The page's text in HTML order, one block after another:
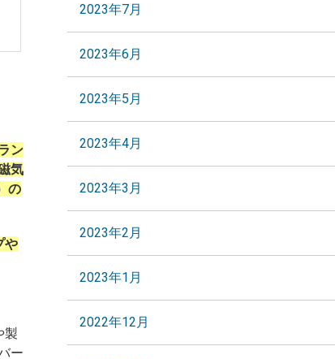
ン
気
の
や
製
ー
2023年7月
2023年6月
2023年5月
2023年4月
2023年3月
2023年2月
2023年1月
2022年12月